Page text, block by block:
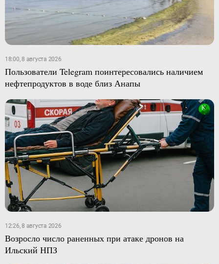
18:00, 8 августа 2026
Пользователи Telegram поинтересовались наличием
нефтепродуктов в воде близ Анапы
12:26, 8 августа 2026
Возросло число раненных при атаке дронов на
Ильский НПЗ